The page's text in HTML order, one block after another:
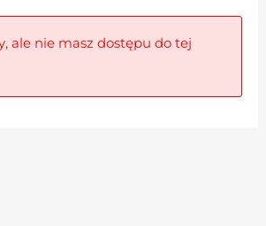
ale nie masz dostępu do tej